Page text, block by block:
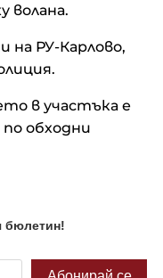
волана.
на РУ-Карлово,
в участъка е
обходни